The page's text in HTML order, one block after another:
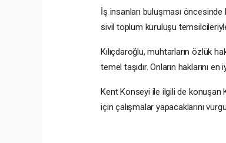
İş insanları buluşması
sivil toplum kuruluşu temsilcileriyle
Kılıçdaroğlu, muhtarların özlük
temel taşıdır. Onların haklarını
Kent Konseyi ile ilgili de konuşan
için çalışmalar yapacaklarını